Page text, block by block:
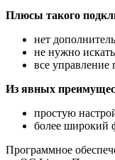
Плюсы такого
нет
не нужно
все управление
Из явных
простую
более широкий
Программное